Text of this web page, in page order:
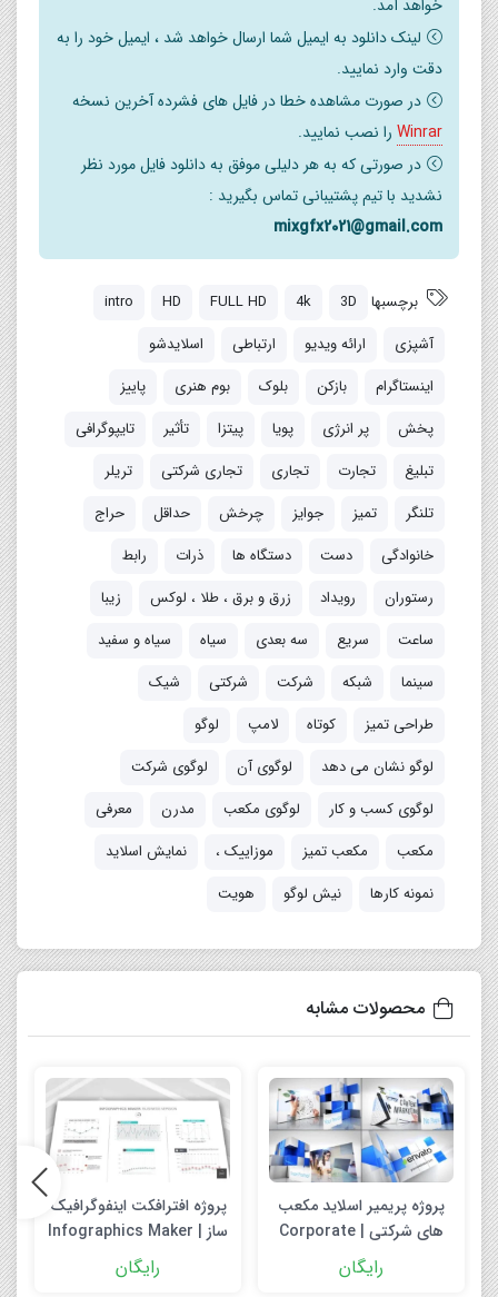
خواهد آمد.
لینک دانلود به ایمیل شما ارسال خواهد شد ، ایمیل خود را به
دقت وارد نمایید.
در صورت مشاهده خطا در فایل های فشرده آخرین نسخه
Winrar را نصب نمایید.
در صورتی که به هر دلیلی موفق به دانلود فایل مورد نظر
نشدید با تیم پشتیبانی تماس بگیرید :
mixgfx2021@gmail.com
برچسبها 3D
4k
FULL HD
HD
intro
آشپزی
ارائه ویدیو ارتباطی
اسلایدشو
اینستاگرام
بازکن بلوک بوم هنری
پاییز
پخش
پر انرژی پویا پیتزا تأثیر
تایپوگرافی
تبلیغ
تجارت تجاری تجاری شرکتی
تریلر
تلنگر
تمیز جوایز چرخش حداقل
حراج
خانوادگی
دست دستگاه ها ذرات
رابط
رستوران
رویداد زرق و برق ، طلا ، لوکس
زیبا
ساعت
سریع سه بعدی سیاه
سیاه و سفید
سینما
شبکه شرکت شرکتی
شیک
طراحی تمیز
کوتاه لامپ
لوگو
لوگو نشان می دهد
لوگوی آن
لوگوی شرکت
لوگوی کسب و کار
لوگوی مکعب مدرن
معرفی
مکعب
مکعب تمیز موزاییک ،
نمایش اسلاید
نمونه کارها
نیش لوگو هویت
محصولات مشابه
پروژه پریمیر اسلاید مکعب
های شرکتی | Corporate
Cubes Slideshow
Premiere Pro
رایگان
پروژه افترافکت اینفوگرافیک
ساز | Infographics Maker
After Effect
رایگان